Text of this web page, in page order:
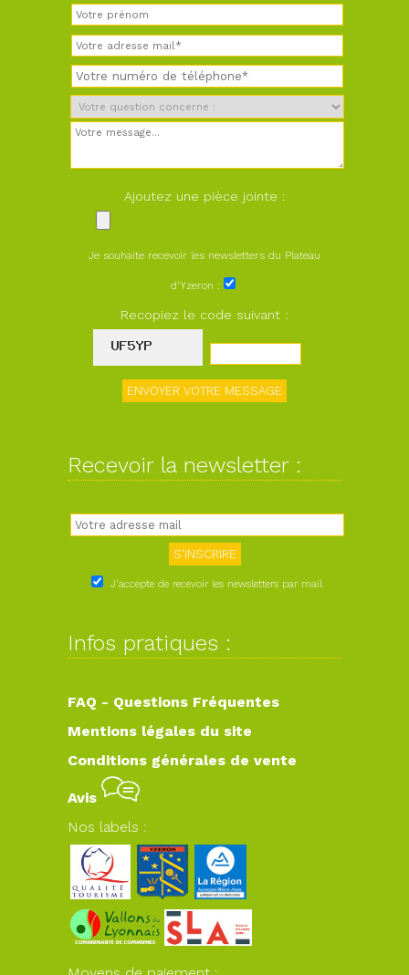
Ajoutez une pièce jointe :
Je souhaite recevoir les newsletters du Plateau
d'Yzeron :
Recopiez le code suivant :
Recevoir la newsletter :
J'accepte de recevoir les newsletters par mail
Infos pratiques :
FAQ - Questions Fréquentes
Mentions légales du site
Conditions générales de vente
Avis
Nos labels :